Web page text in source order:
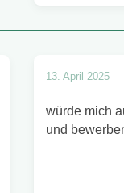
13. April 2025
würde mich
und